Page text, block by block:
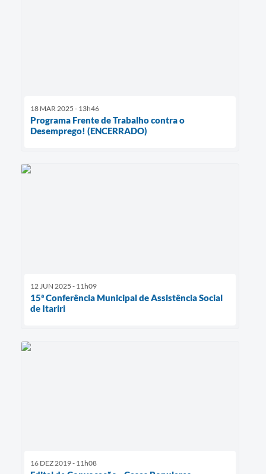
18 MAR 2025 - 13h46
Programa Frente de Trabalho contra o
Desemprego! (ENCERRADO)
12 JUN 2025 - 11h09
15ª Conferência Municipal de Assistência Social
de Itariri
16 DEZ 2019 - 11h08